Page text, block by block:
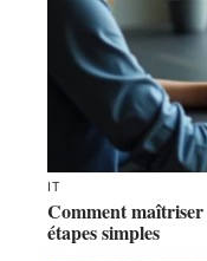
IT
Comment maîtriser
étapes simples